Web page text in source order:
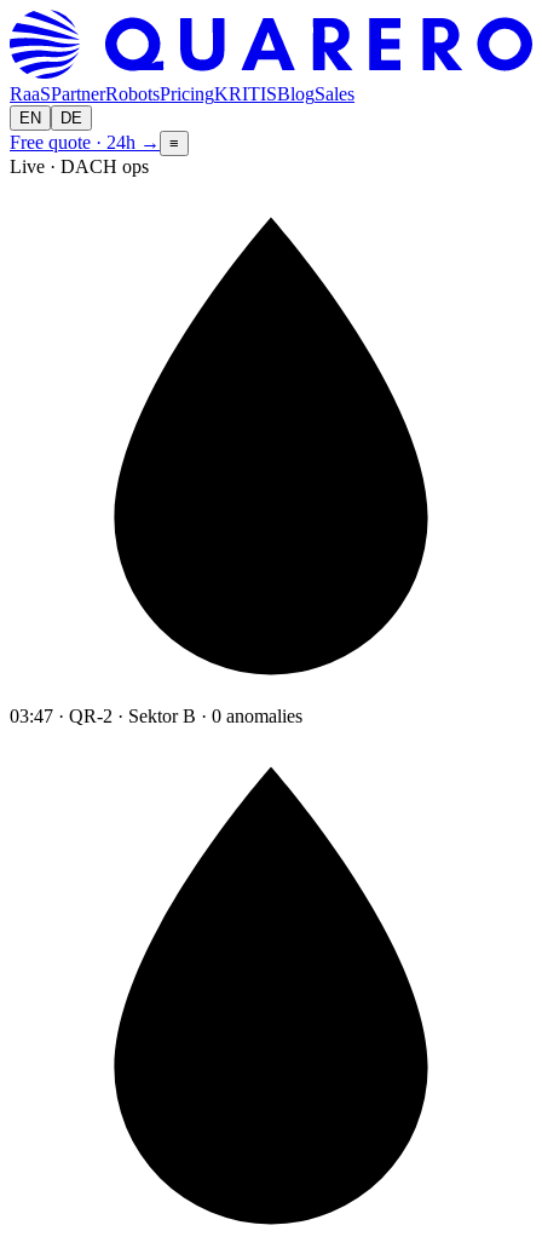
RaaSPartnerRobotsPricingKRITISBlogSales
EN DE
Free quote · 24h → ≡
Live · DACH ops
03:47 · QR-2 · Sektor B · 0 anomalies